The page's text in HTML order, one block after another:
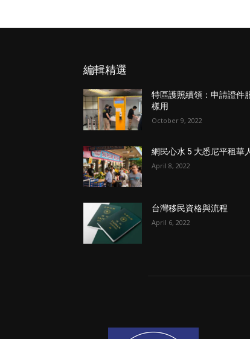
編輯精選
特區護照續領：申請證件
樣用
October 9, 2022
網民心水 5 大悉尼平租華
April 8, 2022
台灣移民資格與流程
April 6, 2022